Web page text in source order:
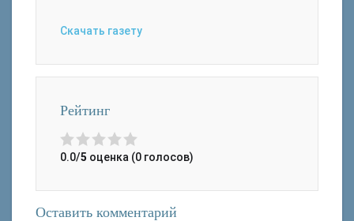
Скачать газету
Рейтинг
0.0/5 оценка (0 голосов)
Оставить комментарий